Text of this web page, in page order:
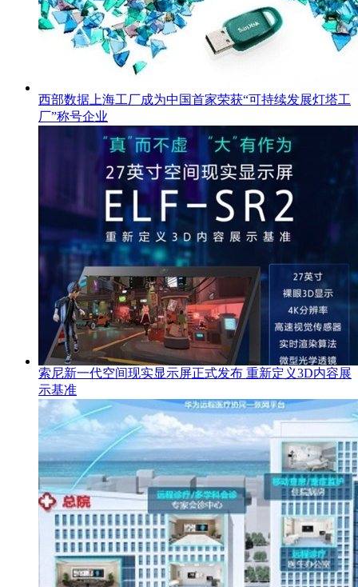
西部数据上海工厂成为中国首家荣获“可持续发展灯塔工
厂”称号企业
索尼新一代空间现实显示屏正式发布 重新定义3D内容展
示基准